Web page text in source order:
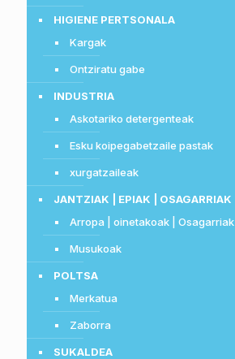
HIGIENE PERTSONALA
Kargak
Ontziratu gabe
INDUSTRIA
Askotariko detergenteak
Esku koipegabetzaile pastak
xurgatzaileak
JANTZIAK | EPIAK | OSAGARRIAK
Arropa | oinetakoak | Osagarriak
Musukoak
POLTSA
Merkatua
Zaborra
SUKALDEA